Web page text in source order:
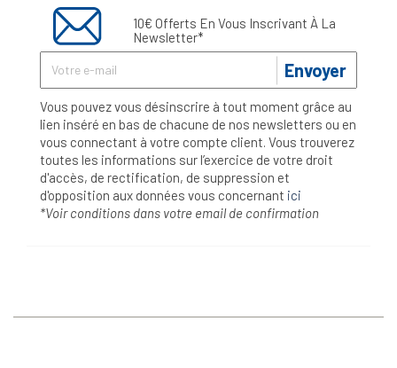
10€ Offerts En Vous Inscrivant À La
Newsletter*
Envoyer
Vous pouvez vous désinscrire à tout moment grâce au
lien inséré en bas de chacune de nos newsletters ou en
vous connectant à votre compte client. Vous trouverez
toutes les informations sur l’exercice de votre droit
d'accès, de rectification, de suppression et
d'opposition aux données vous concernant ici
*Voir conditions dans votre email de confirmation